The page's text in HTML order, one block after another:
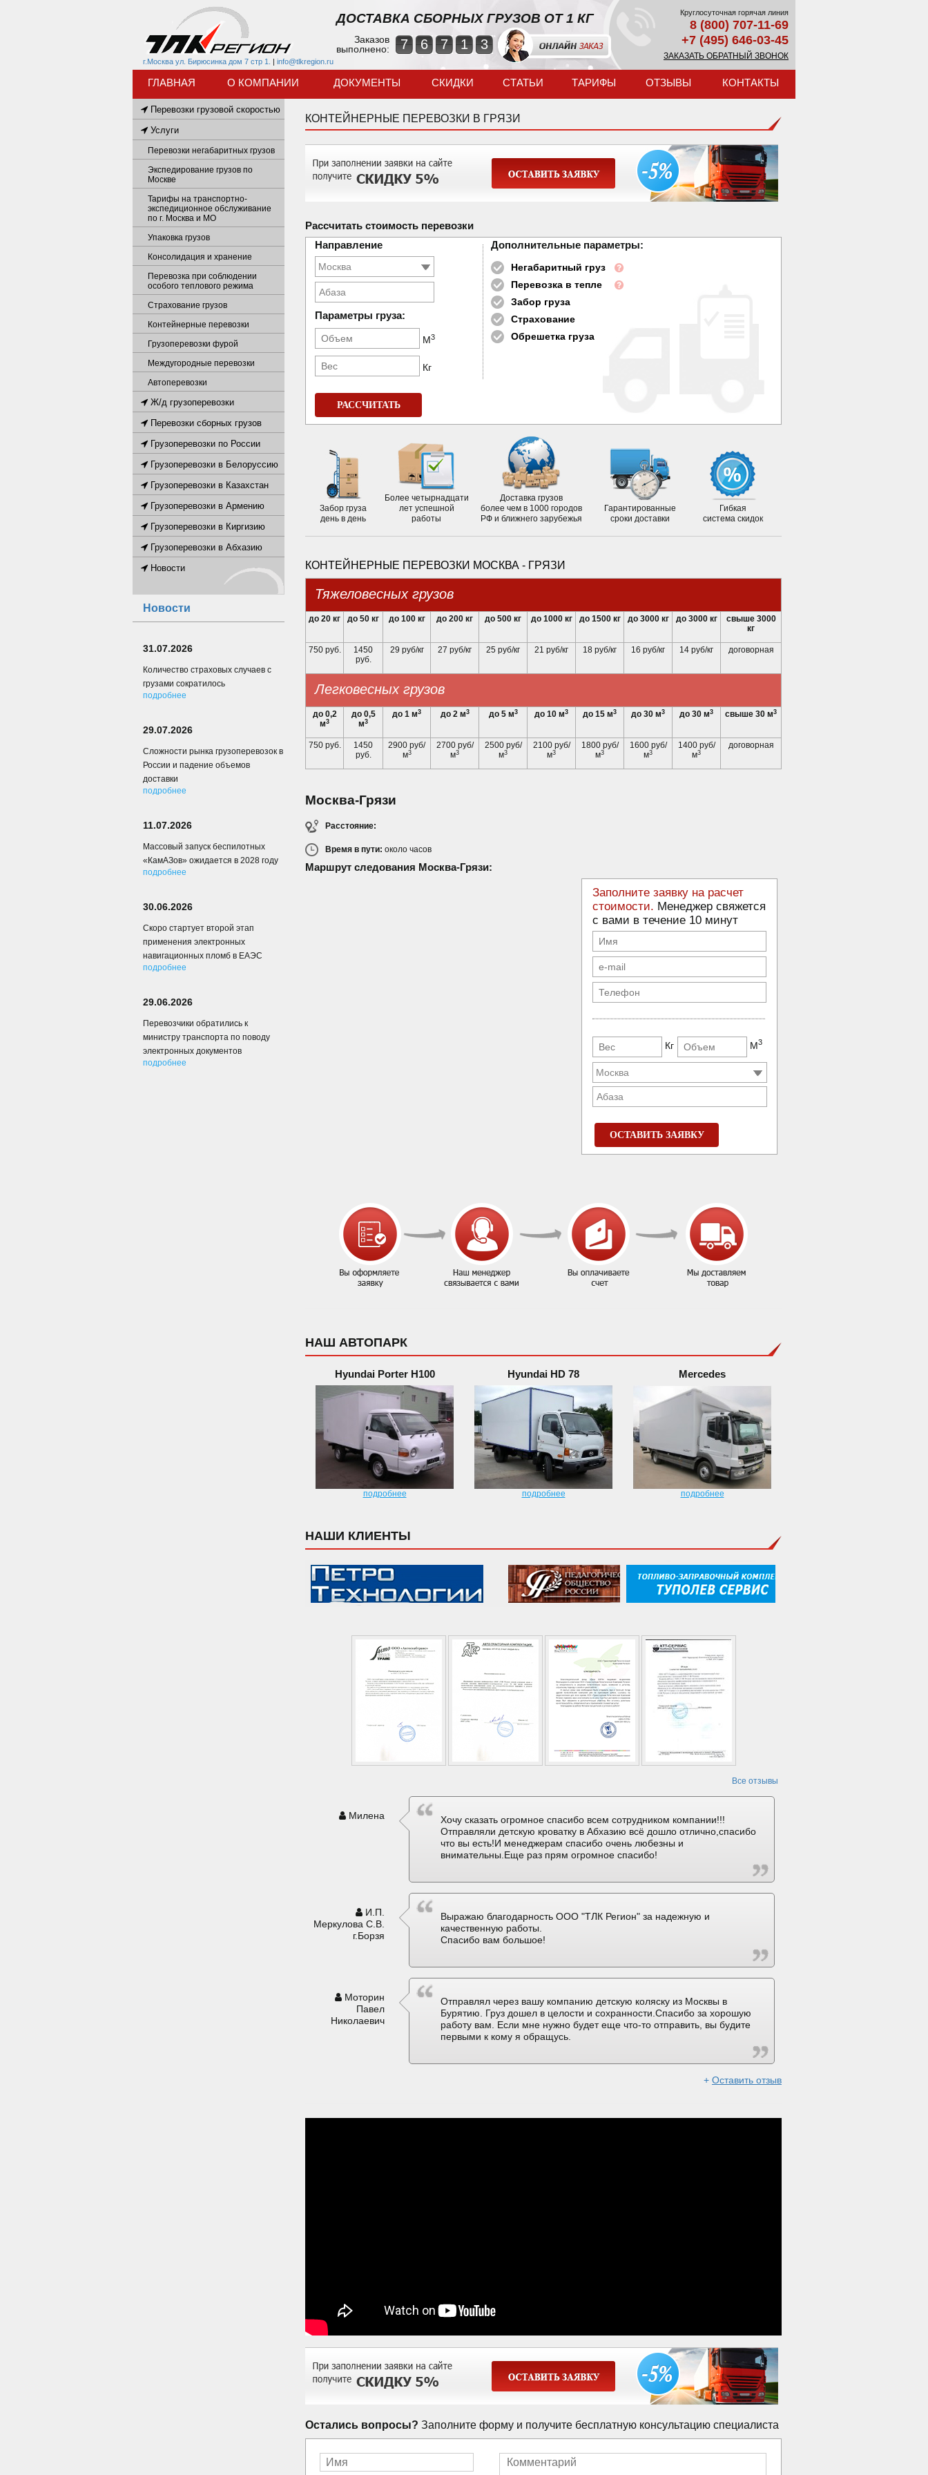
г.Москва ул. Бирюсинка дом 7 стр 1. | info@tlkregion.ru
ДОСТАВКА СБОРНЫХ ГРУЗОВ ОТ 1 КГ
Заказов
выполнено:
7 6 7 1 3
Круглосуточная горячая линия
8 (800) 707-11-69
+7 (495) 646-03-45
ЗАКАЗАТЬ ОБРАТНЫЙ ЗВОНОК
ГЛАВНАЯ О КОМПАНИИ ДОКУМЕНТЫ СКИДКИ СТАТЬИ ТАРИФЫ ОТЗЫВЫ КОНТАКТЫ
КОНТЕЙНЕРНЫЕ ПЕРЕВОЗКИ В ГРЯЗИ
Рассчитать стоимость перевозки
Направление
Абаза
Параметры груза:
М3
Кг
Дополнительные параметры:
Негабаритный груз
Перевозка в тепле
Забор груза
Страхование
Обрешетка груза
РАССЧИТАТЬ
Забор груза
день в день
Более четырнадцати
лет успешной
работы
Доставка грузов
более чем в 1000 городов
РФ и ближнего зарубежья
Гарантированные
сроки доставки
Гибкая
система скидок
КОНТЕЙНЕРНЫЕ ПЕРЕВОЗКИ МОСКВА - ГРЯЗИ
Тяжеловесных грузов
до 20 кг до 50 кг до 100 кг до 200 кг до 500 кг до 1000 кг до 1500 кг до 3000 кг до 3000 кг
свыше 3000
кг
750 руб.
1450
руб.
29 руб/кг 27 руб/кг 25 руб/кг 21 руб/кг 18 руб/кг 16 руб/кг 14 руб/кг договорная
Легковесных грузов
до 0,2
м3
до 0,5
м3
до 1 м3 до 2 м3 до 5 м3 до 10 м3 до 15 м3 до 30 м3 до 30 м3 свыше 30 м3
750 руб.
1450
руб.
2900 руб/
м3
2700 руб/
м3
2500 руб/
м3
2100 руб/
м3
1800 руб/
м3
1600 руб/
м3
1400 руб/
м3
договорная
Москва-Грязи
Расстояние:
Время в пути: около часов
Маршрут следования Москва-Грязи:
Заполните заявку на расчет
стоимости. Менеджер свяжется
с вами в течение 10 минут
Кг М3
Абаза
ОСТАВИТЬ ЗАЯВКУ
НАШ АВТОПАРК
Hyundai Porter H100
подробнее
Hyundai HD 78
подробнее
Mercedes
подробнее
НАШИ КЛИЕНТЫ
Все отзывы
Милена
Хочу сказать огромное спасибо всем сотрудником компании!!!
Отправляли детскую кроватку в Абхазию всё дошло отлично,спасибо
что вы есть!И менеджерам спасибо очень любезны и
внимательны.Еще раз прям огромное спасибо!
И.П.
Меркулова С.В.
г.Борзя
Выражаю благодарность ООО "ТЛК Регион" за надежную и
качественную работы.
Спасибо вам большое!
Моторин
Павел
Николаевич
Отправлял через вашу компанию детскую коляску из Москвы в
Бурятию. Груз дошел в целости и сохранности.Спасибо за хорошую
работу вам. Если мне нужно будет еще что-то отправить, вы будите
первыми к кому я обращусь.
+ Оставить отзыв
Остались вопросы? Заполните форму и получите бесплатную консультацию специалиста
Перевозки грузовой скоростью
Услуги
Перевозки негабаритных грузов
Экспедирование грузов по
Москве
Тарифы на транспортно-
экспедиционное обслуживание
по г. Москва и МО
Упаковка грузов
Консолидация и хранение
Перевозка при соблюдении
особого теплового режима
Страхование грузов
Контейнерные перевозки
Грузоперевозки фурой
Междугородные перевозки
Автоперевозки
Ж/д грузоперевозки
Перевозки сборных грузов
Грузоперевозки по России
Грузоперевозки в Белоруссию
Грузоперевозки в Казахстан
Грузоперевозки в Армению
Грузоперевозки в Киргизию
Грузоперевозки в Абхазию
Новости
Новости
31.07.2026
Количество страховых случаев с
грузами сократилось
подробнее
29.07.2026
Сложности рынка грузоперевозок в
России и падение объемов
доставки
подробнее
11.07.2026
Массовый запуск беспилотных
«КамАЗов» ожидается в 2028 году
подробнее
30.06.2026
Скоро стартует второй этап
применения электронных
навигационных пломб в ЕАЭС
подробнее
29.06.2026
Перевозчики обратились к
министру транспорта по поводу
электронных документов
подробнее